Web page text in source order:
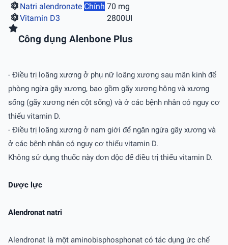
Natri alendronate Chính 70 mg
Vitamin D3
2800UI
Công dụng Alenbone Plus
- Điều trị loãng xương ở phụ nữ loãng xương sau mãn kinh để
phòng ngừa gãy xương, bao gồm gãy xương hông và xương
sống (gãy xương nén cột sống) và ở các bệnh nhân có nguy cơ
thiếu vitamin D.
- Điều trị loãng xương ở nam giới để ngăn ngừa gãy xương và
ở các bệnh nhân có nguy cơ thiếu vitamin D.
Không sử dụng thuốc này đơn độc để điều trị thiếu vitamin D.
Dược lực
Alendronat natri
Alendronat là một aminobisphosphonat có tác dụng ức chế